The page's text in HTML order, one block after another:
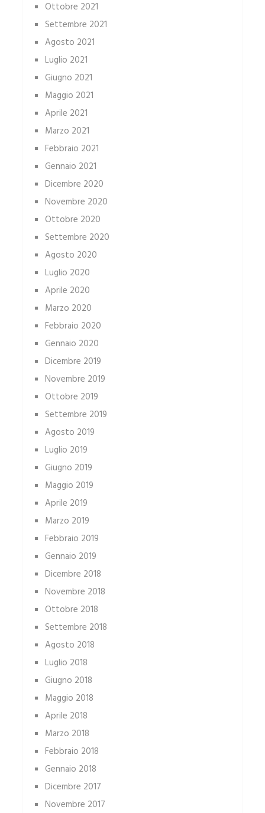
Ottobre 2021
Settembre 2021
Agosto 2021
Luglio 2021
Giugno 2021
Maggio 2021
Aprile 2021
Marzo 2021
Febbraio 2021
Gennaio 2021
Dicembre 2020
Novembre 2020
Ottobre 2020
Settembre 2020
Agosto 2020
Luglio 2020
Aprile 2020
Marzo 2020
Febbraio 2020
Gennaio 2020
Dicembre 2019
Novembre 2019
Ottobre 2019
Settembre 2019
Agosto 2019
Luglio 2019
Giugno 2019
Maggio 2019
Aprile 2019
Marzo 2019
Febbraio 2019
Gennaio 2019
Dicembre 2018
Novembre 2018
Ottobre 2018
Settembre 2018
Agosto 2018
Luglio 2018
Giugno 2018
Maggio 2018
Aprile 2018
Marzo 2018
Febbraio 2018
Gennaio 2018
Dicembre 2017
Novembre 2017